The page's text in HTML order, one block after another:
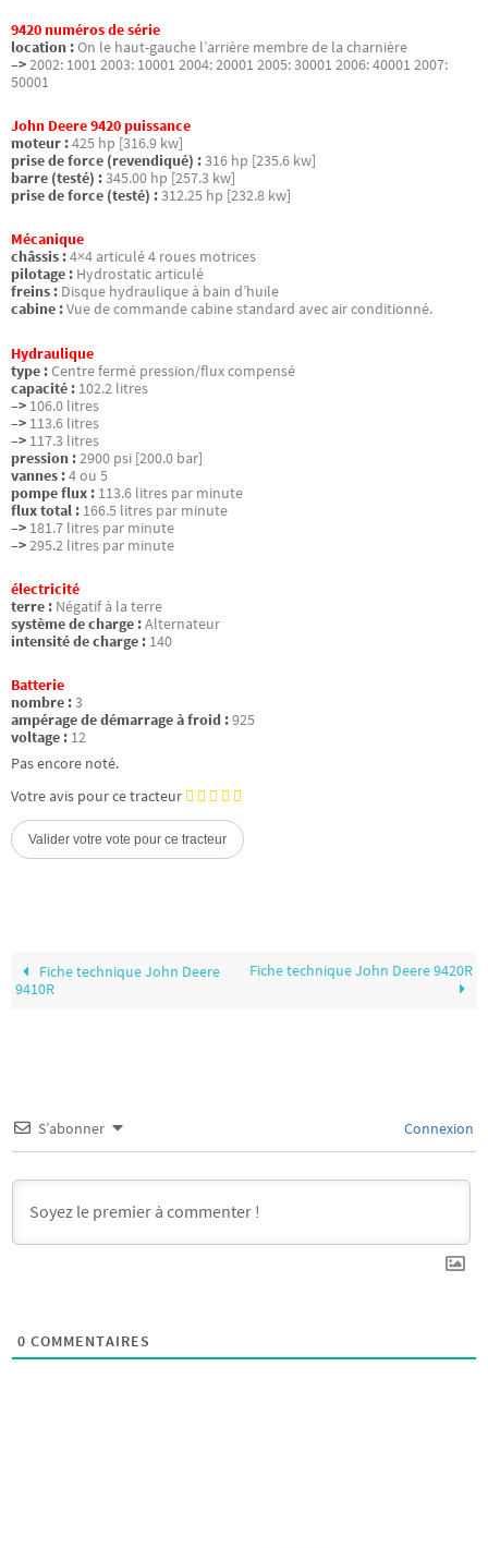
9420 numéros de série
location :On le haut-gauche l’arrière membre de la charnière
–>2002: 1001 2003: 10001 2004: 20001 2005: 30001 2006: 40001 2007:
50001
John Deere 9420 puissance
moteur :425 hp [316.9 kw]
prise de force (revendiqué) :316 hp [235.6 kw]
barre (testé) :345.00 hp [257.3 kw]
prise de force (testé) :312.25 hp [232.8 kw]
Mécanique
châssis :4×4 articulé 4 roues motrices
pilotage : Hydrostatic articulé
freins : Disque hydraulique à bain d’huile
cabine :Vue de commande cabine standard avec air conditionné.
Hydraulique
type :Centre fermé pression/flux compensé
capacité : 102.2 litres
–> 106.0 litres
–> 113.6 litres
–> 117.3 litres
pression :2900 psi [200.0 bar]
vannes :4 ou 5
pompe flux : 113.6 litres par minute
flux total : 166.5 litres par minute
–> 181.7 litres par minute
–>295.2 litres par minute
électricité
terre : Négatif à la terre
système de charge :Alternateur
intensité de charge : 140
Batterie
nombre :3
ampérage de démarrage à froid :925
voltage : 12
Pas encore noté.
Votre avis pour ce tracteur
Fiche technique John Deere
9410R
Fiche technique John Deere 9420R
S’abonner Connexion
0 COMMENTAIRES